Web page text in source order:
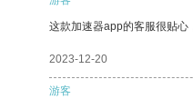
这款加速器app的客服很贴心
2023-12-20
游客